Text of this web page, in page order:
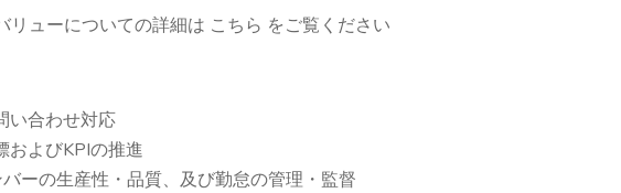
リューについての詳細は こちら をご覧ください
い合わせ対応
およびKPIの推進
ーの生産性・品質、及び勤怠の管理・監督